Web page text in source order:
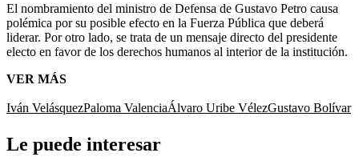
El nombramiento del ministro de Defensa de Gustavo Petro causa
polémica por su posible efecto en la Fuerza Pública que deberá
liderar. Por otro lado, se trata de un mensaje directo del presidente
electo en favor de los derechos humanos al interior de la institución.
VER MÁS
Iván VelásquezPaloma ValenciaÁlvaro Uribe VélezGustavo Bolívar
Le puede interesar